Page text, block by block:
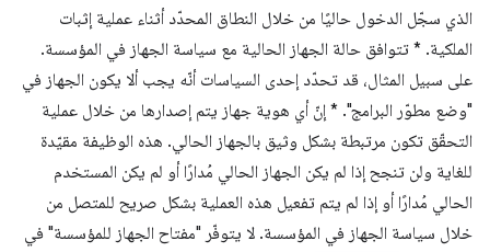
الذي سجّل الدخول حاليًا من خلال النطاق المحدّد أثناء عملية إثبات
الملكية. * تتوافق حالة الجهاز الحالية مع سياسة الجهاز في المؤسسة.
على سبيل المثال، قد تحدّد إحدى السياسات أنّه يجب ألا يكون الجهاز في
"وضع مطوّر البرامج". * إنّ أي هوية جهاز يتم إصدارها من خلال عملية
التحقّق تكون مرتبطة بشكل وثيق بالجهاز الحالي. هذه الوظيفة مقيّدة
للغاية ولن تنجح إذا لم يكن الجهاز الحالي مُدارًا أو لم يكن المستخدم
الحالي مُدارًا أو إذا لم يتم تفعيل هذه العملية بشكل صريح للمتصل من
خلال سياسة الجهاز في المؤسسة. لا يتوفّر "مفتاح الجهاز للمؤسسة" في